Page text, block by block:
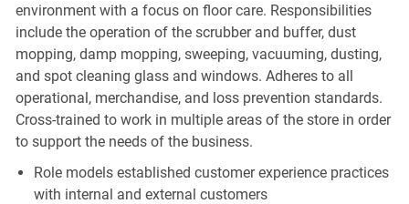
environment with a focus on floor care. Responsibilities
include the operation of the scrubber and buffer, dust
mopping, damp mopping, sweeping, vacuuming, dusting,
and spot cleaning glass and windows. Adheres to all
operational, merchandise, and loss prevention standards.
Cross-trained to work in multiple areas of the store in order
to support the needs of the business.
Role models established customer experience practices
with internal and external customers